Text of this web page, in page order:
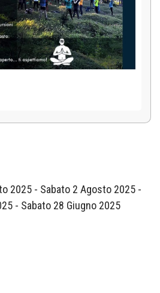
2025 - Sabato 2 Agosto 2025 -
- Sabato 28 Giugno 2025